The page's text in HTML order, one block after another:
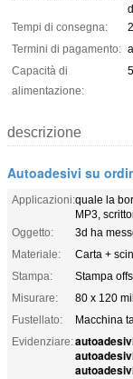
Tempi di consegna:
Termini di pagamento:
Capacità di
alimentazione:
descrizione
Autoadesivi su
Applicazioni:quale la
MP3,
Oggetto:
3d ha
Materiale:
Carta +
Stampa:
Stampa
Misurare:
80 x 120
Fustellato:
Macchina
Evidenziare: